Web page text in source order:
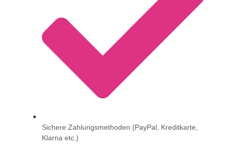
Sichere Zahlungsmethoden (PayPal, Kreditkarte,
Klarna etc.)